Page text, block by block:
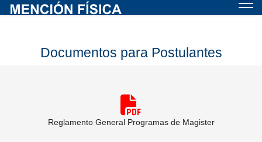
Documentos para Postulantes
Reglamento General Programas de Magister